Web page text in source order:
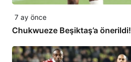
7 ay önce
Chukwueze Beşiktaş’a önerildi!